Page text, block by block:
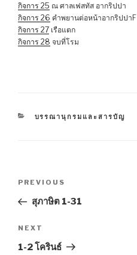
กิจการ 25 ณ ศาลเฟสทัส อากริปปา
กิจการ 26 คำพยานต่อหน้าอากริปปาF
กิจการ 27 เรือแตก
กิจการ 28 จบที่โรม
CATEGORIES
บรรณานุกรมและสารบัญ
navigation
Previous
Post
PREVIOUS
สุภาษิต 1-31
Next
Post
NEXT
1-2 โครินธ์